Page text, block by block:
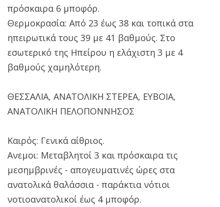
πρόσκαιρα 6 μποφόρ.
Θερμοκρασία: Από 23 έως 38 και τοπικά στα
ηπειρωτικά τους 39 με 41 βαθμούς. Στο
εσωτερικό της Ηπείρου η ελάχιστη 3 με 4
βαθμούς χαμηλότερη.
ΘΕΣΣΑΛΙΑ, ΑΝΑΤΟΛΙΚΗ ΣΤΕΡΕΑ, ΕΥΒΟΙΑ,
ΑΝΑΤΟΛΙΚΗ ΠΕΛΟΠΟΝΝΗΣΟΣ
Καιρός: Γενικά αίθριος.
Ανεμοι: Μεταβλητοί 3 και πρόσκαιρα τις
μεσημβρινές - απογευματινές ώρες στα
ανατολικά θαλάσσια - παράκτια νότιοι
νοτιοανατολικοί έως 4 μποφόρ.